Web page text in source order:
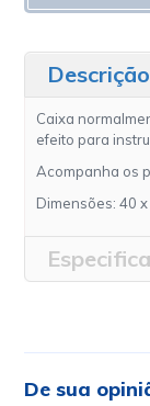
Descrição
Caixa
efeito para
Acompanha os
Dimensões: 40 x
De sua